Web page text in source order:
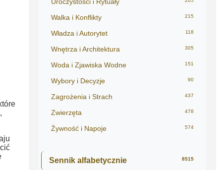
Walka i Konflikty 215
Władza i Autorytet 118
Wnętrza i Architektura 305
Woda i Zjawiska Wodne 151
Wybory i Decyzje 90
Zagrożenia i Strach 437
Zwierzęta 478
Żywność i Napoje 574
Sennik alfabetycznie 8515